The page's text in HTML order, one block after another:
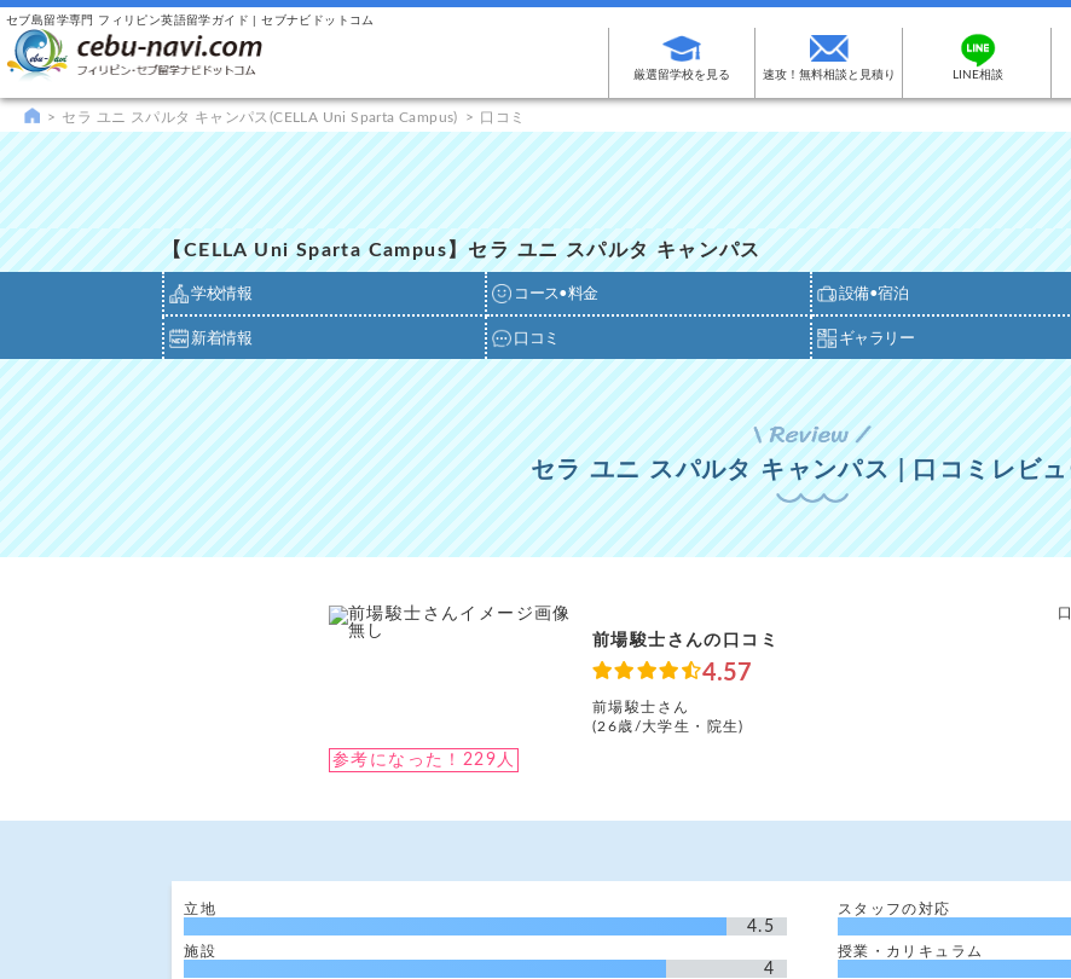
セブ島留学専門 フィリピン英語留学ガイド | セブナビドットコム
厳選留学校を見る 速攻！無料相談と見積り LINE相談
セラ ユニ スパルタ キャンパス(CELLA Uni Sparta Campus) 口コミ
【CELLA Uni Sparta Campus】セラ ユニ スパルタ キャンパス
学校情報 コース•料金 設備•宿泊
新着情報 口コミ ギャラリー
セラ ユニ スパルタ キャンパス | 口コミレビ
前場駿士さんの口コミ
4.57
前場駿士さん
(26歳/大学生・院生)
参考になった！229人
立地
4.5
スタッフの対応
施設
4
授業・カリキュラム